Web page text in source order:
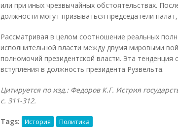
или при иных чрезвычайных обстоятельствах.
должности могут призываться председатели
Рассматривая в целом соотношение реальных
исполнительной власти между двумя мировыми
полномочий президентской власти. Эта
вступления в должность президента Рузвельта.
Цитируется по изд.: Федоров К.Г. Истрия
с. 311-312.
Tags: История Политика